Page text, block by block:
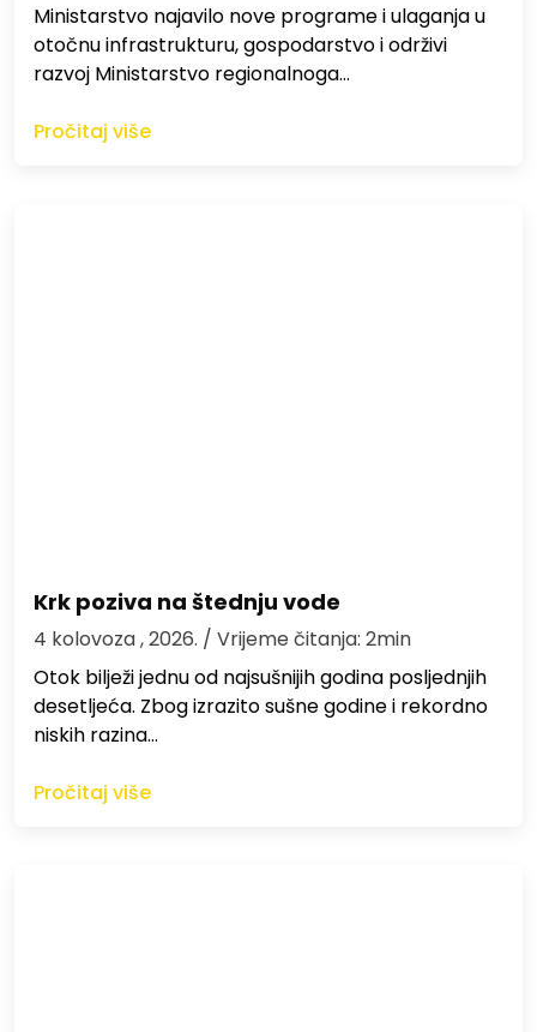
Ministarstvo najavilo nove programe i ulaganja u
otočnu infrastrukturu, gospodarstvo i održivi
razvoj Ministarstvo regionalnoga…
Pročitaj više
Krk poziva na štednju vode
4 kolovoza , 2026. / Vrijeme čitanja: 2min
Otok bilježi jednu od najsušnijih godina posljednjih
desetljeća. Zbog izrazito sušne godine i rekordno
niskih razina…
Pročitaj više